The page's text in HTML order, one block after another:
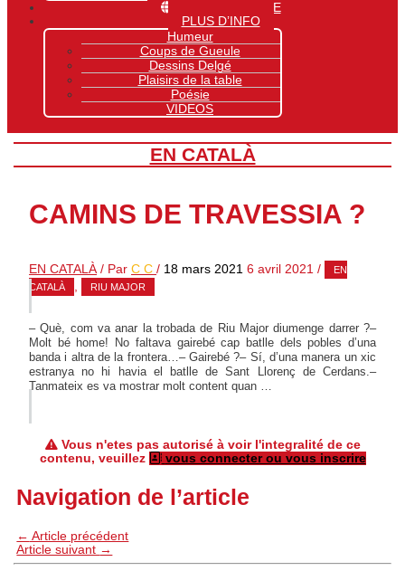
INFO MONDIALE
PLUS D’INFO
Humeur
Coups de Gueule
Dessins Delgé
Plaisirs de la table
Poésie
VIDEOS
EN CATALÀ
CAMINS DE TRAVESSIA ?
EN CATALÀ/ ParC C / 18 mars 2021 6 avril 2021 /
EN
CATALÀ
, RIU MAJOR
– Què, com va anar la trobada de Riu Major diumenge darrer ?–
Molt bé home! No faltava gairebé cap batlle dels pobles d’una
banda i altra de la frontera…– Gairebé ?– Sí, d’una manera un xic
estranya no hi havia el batlle de Sant Llorenç de Cerdans.–
Tanmateix es va mostrar molt content quan …
Vous n'etes pas autorisé à voir l'integralité de ce
contenu, veuillez
vous connecter ou vous inscrire
Navigation de l’article
← Article précédent
Article suivant →